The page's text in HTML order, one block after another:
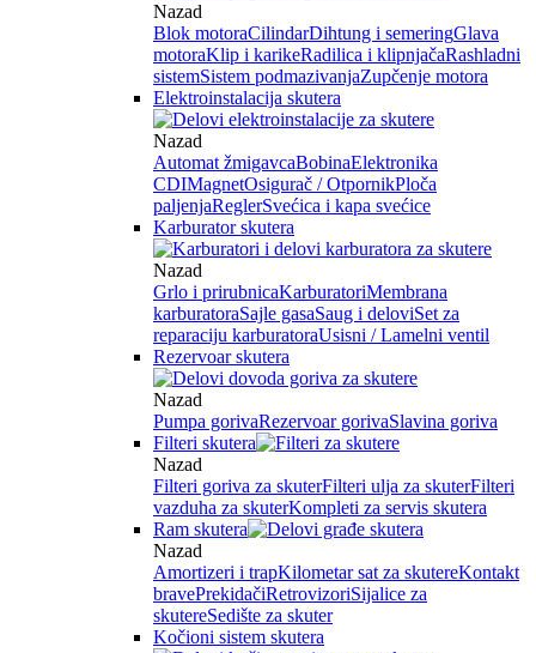
Nazad
Blok motoraCilindarDihtung i semeringGlava
motoraKlip i karikeRadilica i klipnjačaRashladni
sistemSistem podmazivanjaZupčenje motora
Elektroinstalacija skutera
Nazad
Automat žmigavcaBobinaElektronika
CDIMagnetOsigurač / OtpornikPloča
paljenjaReglerSvećica i kapa svećice
Karburator skutera
Nazad
Grlo i prirubnicaKarburatoriMembrana
karburatoraSajle gasaSaug i deloviSet za
reparaciju karburatoraUsisni / Lamelni ventil
Rezervoar skutera
Nazad
Pumpa gorivaRezervoar gorivaSlavina goriva
Filteri skutera
Nazad
Filteri goriva za skuterFilteri ulja za skuterFilteri
vazduha za skuterKompleti za servis skutera
Ram skutera
Nazad
Amortizeri i trapKilometar sat za skutereKontakt
bravePrekidačiRetrovizoriSijalice za
skutereSedište za skuter
Kočioni sistem skutera